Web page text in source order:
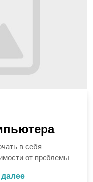
в себя
от проблемы